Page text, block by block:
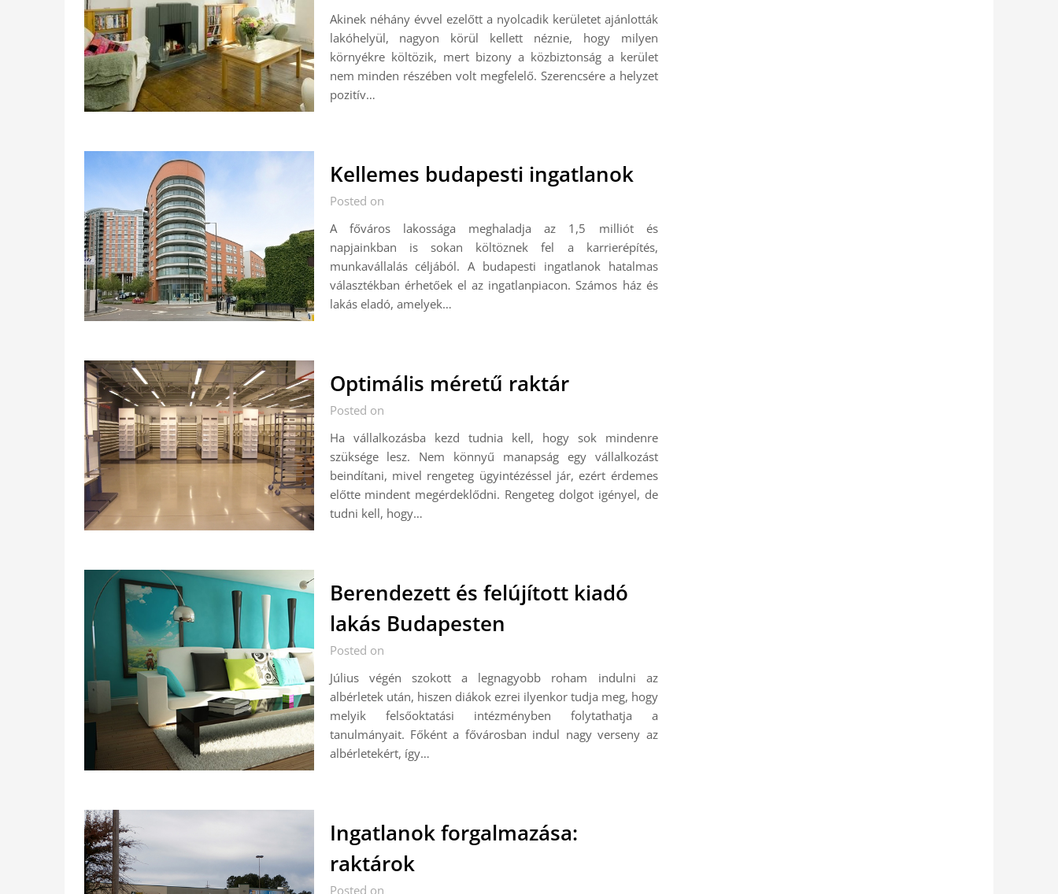
Akinek néhány évvel ezelőtt a nyolcadik kerületet ajánlották
lakóhelyül, nagyon körül kellett néznie, hogy milyen
környékre költözik, mert bizony a közbiztonság a kerület
nem minden részében volt megfelelő. Szerencsére a helyzet
pozitív…
Kellemes budapesti ingatlanok
Posted on
A főváros lakossága meghaladja az 1,5 milliót és
napjainkban is sokan költöznek fel a karrierépítés,
munkavállalás céljából. A budapesti ingatlanok hatalmas
választékban érhetőek el az ingatlanpiacon. Számos ház és
lakás eladó, amelyek…
Optimális méretű raktár
Posted on
Ha vállalkozásba kezd tudnia kell, hogy sok mindenre
szüksége lesz. Nem könnyű manapság egy vállalkozást
beindítani, mivel rengeteg ügyintézéssel jár, ezért érdemes
előtte mindent megérdeklődni. Rengeteg dolgot igényel, de
tudni kell, hogy…
Berendezett és felújított kiadó
lakás Budapesten
Posted on
Július végén szokott a legnagyobb roham indulni az
albérletek után, hiszen diákok ezrei ilyenkor tudja meg, hogy
melyik felsőoktatási intézményben folytathatja a
tanulmányait. Főként a fővárosban indul nagy verseny az
albérletekért, így…
Ingatlanok forgalmazása:
raktárok
Posted on